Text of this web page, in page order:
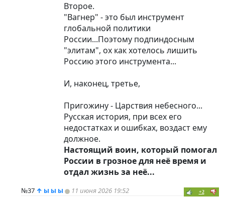
Второе.
"Вагнер" - это был инструмент
глобальной политики
России...Поэтому подпиндocным
"элитам", ох как хотелось лишить
Россию этого инструмента...
И, наконец, третье,
Пригожину - Царствия небесного...
Русская история, при всех его
недостатках и ошибках, воздаст ему
должное.
Настоящий воин, который помогал
России в грозное для неё время и
отдал жизнь за неё...
№37 ↑ ы ы ы 11 июня 2026 19:52 +2